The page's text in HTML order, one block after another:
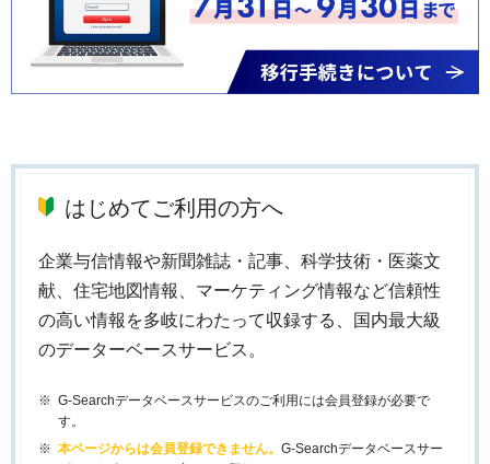
はじめてご利用の方へ
企業与信情報や新聞雑誌・記事、科学技術・医薬文
献、住宅地図情報、マーケティング情報など信頼性
の高い情報を多岐にわたって収録する、国内最大級
のデーターベースサービス。
G-Searchデータベースサービスのご利用には会員登録が必要で
す。
本ページからは会員登録できません。 G-Searchデータベースサー